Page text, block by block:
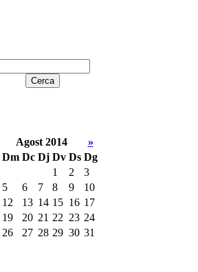
Agost 2014
»
Dm Dc Dj Dv Ds Dg
1
2
3
5 6 7 8 9
10
12 13 14 15 16 17
19 20 21 22 23 24
26 27 28 29 30 31